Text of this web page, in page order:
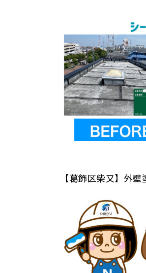
【葛飾区柴又】外